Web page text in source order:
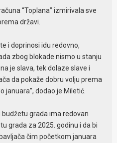
“Toplana” izmirivala sve
državi.
i doprinosi idu redovno,
zbog blokade nismo u stanju
je slava, tek dolaze slave i
da pokaže dobru volju prema
januara”, dodao je Miletić.
budžetu grada ima redovan
grada za 2025. godinu i da bi
čim početkom januara